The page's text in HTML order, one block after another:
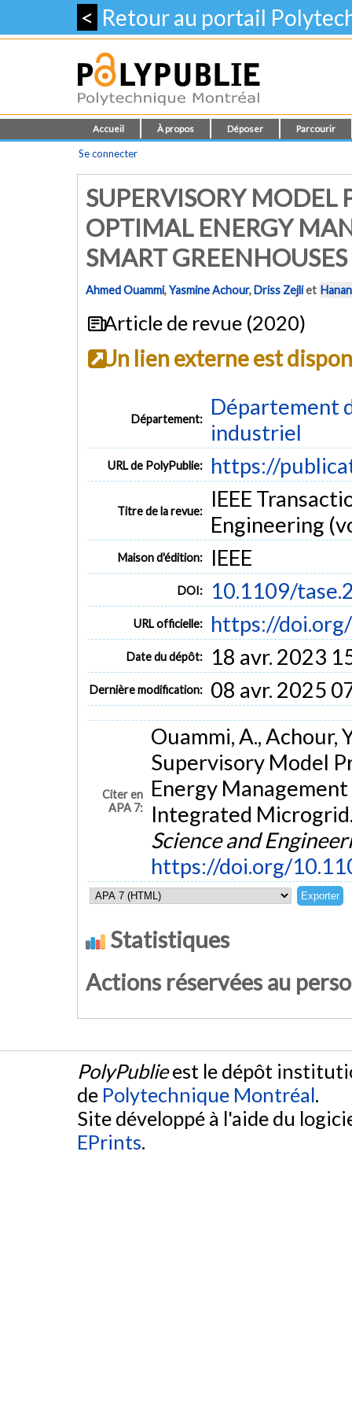
< Retour au portail
Accueil À propos Déposer Parcourir
Se connecter
SUPERVISORY MODEL
OPTIMAL ENERGY
SMART
Ahmed Ouammi,Yasmine Achour,Driss Zejliet
Article de revue (2020)
Un lien externe est
Département:
Département
industriel
URL de PolyPublie: https://
Titre de la revue:
IEEE
Engineering
Maison d'édition: IEEE
DOI: 10.1109/
URL officielle: https://
Date du dépôt: 18 avr. 2023
Dernière modification: 08 avr. 2025
Citer en
APA 7:
Ouammi, A., Achour,
Supervisory Model
Energy
Integrated
Science and
https://doi.org/
Statistiques
Actions réservées au
PolyPublieest le dépôt
de Polytechnique Montréal.
Site développé à l'aide du
EPrints.